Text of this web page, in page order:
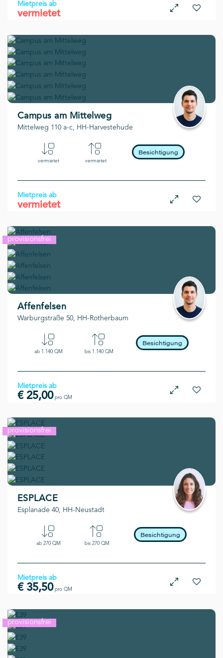
Mietpreis ab
vermietet
flexibel
Campus am Mittelweg
Mittelweg 110 a-c, HH-Harvestehude
vermietet vermietet
Besichtigung
Mietpreis ab
vermietet
provisionsfrei
Affenfelsen
Warburgstraße 50, HH-Rotherbaum
ab 1.140 QM bis 1.140 QM
Besichtigung
Mietpreis ab
€ 25,00 pro QM
provisionsfrei
ESPLACE
Esplanade 40, HH-Neustadt
ab 270 QM bis 270 QM
Besichtigung
Mietpreis ab
€ 35,50 pro QM
provisionsfrei